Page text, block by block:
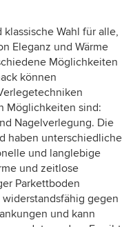
Wahl für alle,
Eleganz und Wärme
Möglichkeiten
können
Möglichkeiten sind:
Nagelverlegung. Die
haben unterschiedliche
und langlebige
und zeitlose
Parkettboden
gegen
und kann